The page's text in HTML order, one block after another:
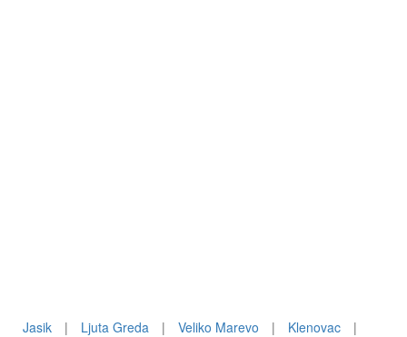
Jasik | Ljuta Greda | Veliko Marevo | Klenovac
|